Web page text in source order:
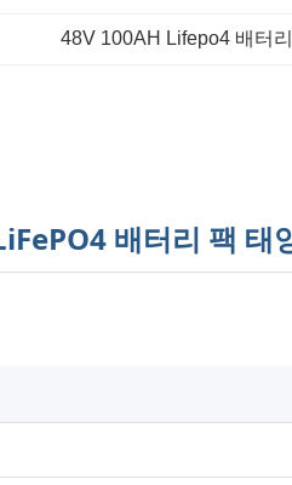
48V 100AH Lifepo4 배터리
배터리 팩 태